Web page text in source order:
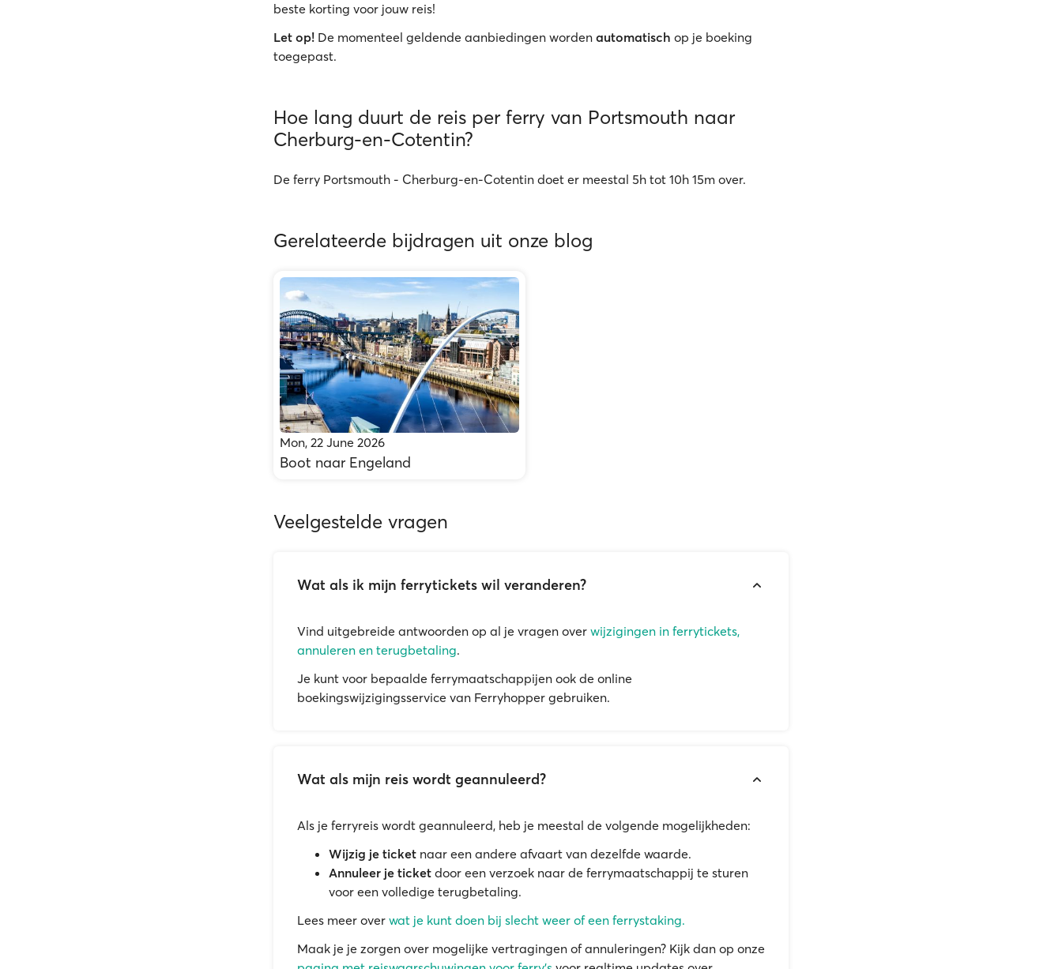
beste korting voor jouw reis!
Let op! De momenteel geldende aanbiedingen worden automatisch op je boeking
toegepast.
Hoe lang duurt de reis per ferry van Portsmouth naar
Cherburg-en-Cotentin?
De ferry Portsmouth - Cherburg-en-Cotentin doet er meestal 5h tot 10h 15m over.
Gerelateerde bijdragen uit onze blog
Mon, 22 June 2026
Boot naar Engeland
Veelgestelde vragen
Wat als ik mijn ferrytickets wil veranderen?
Vind uitgebreide antwoorden op al je vragen over wijzigingen in ferrytickets,
annuleren en terugbetaling.
Je kunt voor bepaalde ferrymaatschappijen ook de online
boekingswijzigingsservice van Ferryhopper gebruiken.
Wat als mijn reis wordt geannuleerd?
Als je ferryreis wordt geannuleerd, heb je meestal de volgende mogelijkheden:
Wijzig je ticket naar een andere afvaart van dezelfde waarde.
Annuleer je ticket door een verzoek naar de ferrymaatschappij te sturen
voor een volledige terugbetaling.
Lees meer over wat je kunt doen bij slecht weer of een ferrystaking.
Maak je je zorgen over mogelijke vertragingen of annuleringen? Kijk dan op onze